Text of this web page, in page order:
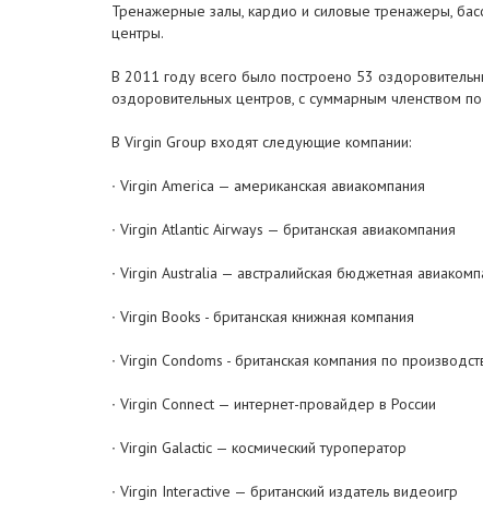
Тренажерные залы, кардио и силовые тренажеры,
центры.
В 2011 году всего было построено 53
оздоровительных центров, с суммарным членством
В Virgin Group входят следующие компании:
∙ Virgin America — американская авиакомпания
∙ Virgin Atlantic Airways — британская авиакомпания
∙ Virgin Australia — австралийская бюджетная
∙ Virgin Books - британская книжная компания
∙ Virgin Condoms - британская компания по
∙ Virgin Connect — интернет-провайдер в России
∙ Virgin Galactic — космический туроператор
∙ Virgin Interactive — британский издатель видеоигр